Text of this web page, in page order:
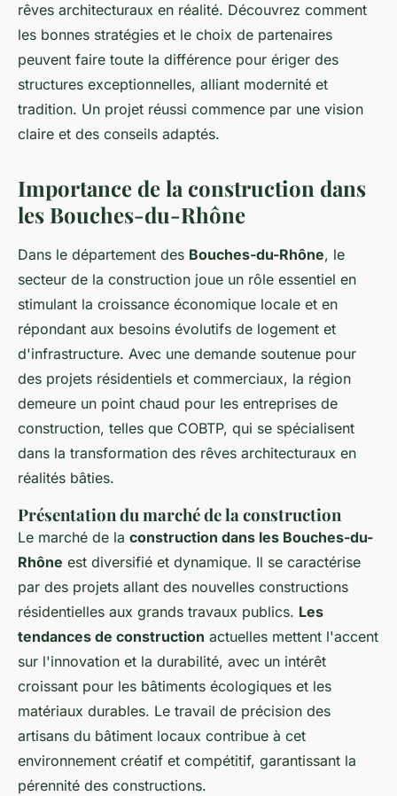
rêves architecturaux en réalité. Découvrez comment
les bonnes stratégies et le choix de partenaires
peuvent faire toute la différence pour ériger des
structures exceptionnelles, alliant modernité et
tradition. Un projet réussi commence par une vision
claire et des conseils adaptés.
Importance de la construction dans
les Bouches-du-Rhône
Dans le département des Bouches-du-Rhône, le
secteur de la construction joue un rôle essentiel en
stimulant la croissance économique locale et en
répondant aux besoins évolutifs de logement et
d'infrastructure. Avec une demande soutenue pour
des projets résidentiels et commerciaux, la région
demeure un point chaud pour les entreprises de
construction, telles que COBTP, qui se spécialisent
dans la transformation des rêves architecturaux en
réalités bâties.
Présentation du marché de la construction
Le marché de la construction dans les Bouches-du-
Rhône est diversifié et dynamique. Il se caractérise
par des projets allant des nouvelles constructions
résidentielles aux grands travaux publics. Les
tendances de construction actuelles mettent l'accent
sur l'innovation et la durabilité, avec un intérêt
croissant pour les bâtiments écologiques et les
matériaux durables. Le travail de précision des
artisans du bâtiment locaux contribue à cet
environnement créatif et compétitif, garantissant la
pérennité des constructions.